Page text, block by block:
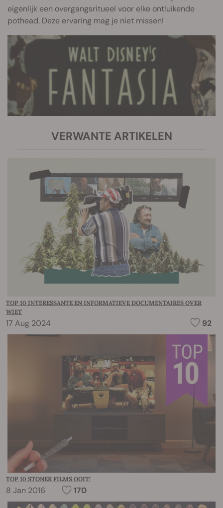
eigenlijk een overgangsritueel voor elke ontluikende
pothead. Deze ervaring mag je niet missen!
VERWANTE ARTIKELEN
TOP 10 INTERESSANTE EN INFORMATIEVE DOCUMENTAIRES OVER
WIET
17 Aug 2024 92
TOP 10 STONER FILMS OOIT!
8 Jan 2016 170